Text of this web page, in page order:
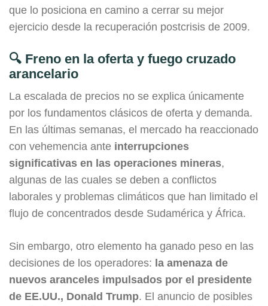
que lo posiciona en camino a cerrar su mejor
ejercicio desde la recuperación postcrisis de 2009.
🔍 Freno en la oferta y fuego cruzado
arancelario
La escalada de precios no se explica únicamente
por los fundamentos clásicos de oferta y demanda.
En las últimas semanas, el mercado ha reaccionado
con vehemencia ante interrupciones
significativas en las operaciones mineras,
algunas de las cuales se deben a conflictos
laborales y problemas climáticos que han limitado el
flujo de concentrados desde Sudamérica y África.
Sin embargo, otro elemento ha ganado peso en las
decisiones de los operadores: la amenaza de
nuevos aranceles impulsados por el presidente
de EE.UU., Donald Trump. El anuncio de posibles